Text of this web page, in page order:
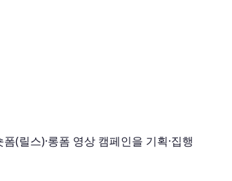
(릴스)·롱폼 영상 캠페인을 기획·집행